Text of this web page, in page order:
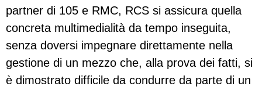
partner di 105 e RMC, RCS si assicura quella
concreta multimedialità da tempo inseguita,
senza doversi impegnare direttamente nella
gestione di un mezzo che, alla prova dei fatti, si
è dimostrato difficile da condurre da parte di un